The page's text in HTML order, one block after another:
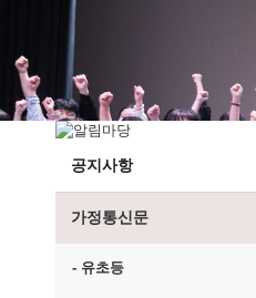
공지사항
가정통신문
- 유초등